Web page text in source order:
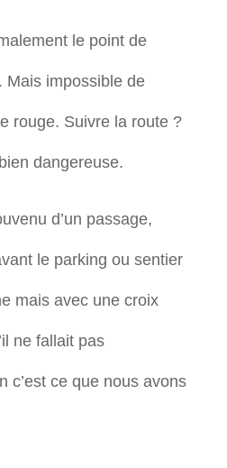
le point de
Mais impossible de
rouge. Suivre la route ?
dangereuse.
d’un passage,
le parking ou sentier
mais avec une croix
ne fallait pas
c’est ce que nous avons